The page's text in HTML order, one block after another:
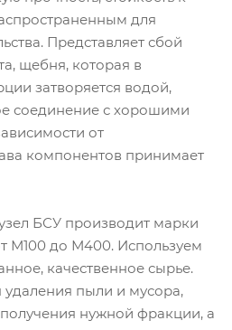
для
Представляет сбой
щебня, которая в
затворяется водой,
соединение с хорошими
от
компонентов принимает
БСУ производит марки
М100 до М400. Используем
качественное сырье.
пыли и мусора,
нужной фракции, а